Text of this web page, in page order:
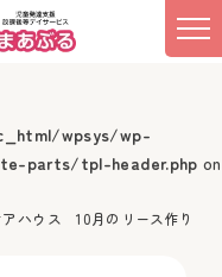
wpsys/wp-
parts/tpl-header.php on
アハウス 10月のリース作り